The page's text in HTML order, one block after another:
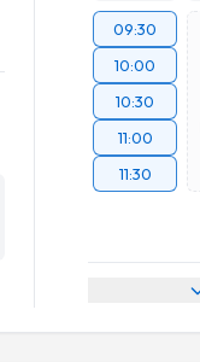
09:30
10:00
10:30
11:00
11:30